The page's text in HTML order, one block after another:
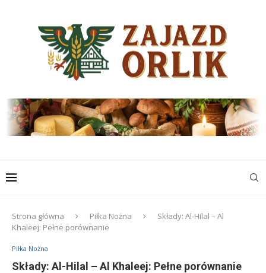
Strona główna Piłka Nożna
Składy: Al-Hilal – Al
Khaleej: Pełne porównanie
Piłka Nożna
Składy: Al-Hilal – Al Khaleej: Pełne porównanie